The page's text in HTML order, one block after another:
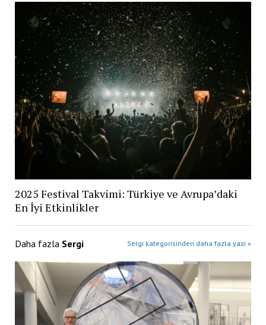
2025 Festival Takvimi: Türkiye ve Avrupa’daki
En İyi Etkinlikler
Daha fazla Sergi Sergi kategorisinden daha fazla yazı »